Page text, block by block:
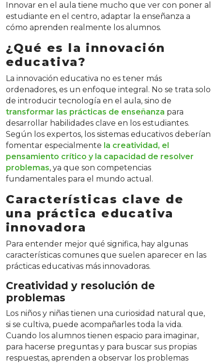
Innovar en el aula tiene mucho que ver con poner al
estudiante en el centro, adaptar la enseñanza a
cómo aprenden realmente los alumnos.
¿Qué es la innovación
educativa?
La innovación educativa no es tener más
ordenadores, es un enfoque integral. No se trata solo
de introducir tecnología en el aula, sino de
transformar las prácticas de enseñanza para
desarrollar habilidades clave en los estudiantes.
Según los expertos, los sistemas educativos deberían
fomentar especialmente la creatividad, el
pensamiento crítico y la capacidad de resolver
problemas, ya que son competencias
fundamentales para el mundo actual.
Características clave de
una práctica educativa
innovadora
Para entender mejor qué significa, hay algunas
características comunes que suelen aparecer en las
prácticas educativas más innovadoras.
Creatividad y resolución de
problemas
Los niños y niñas tienen una curiosidad natural que,
si se cultiva, puede acompañarles toda la vida.
Cuando los alumnos tienen espacio para imaginar,
para hacerse preguntas y para buscar sus propias
respuestas, aprenden a observar los problemas